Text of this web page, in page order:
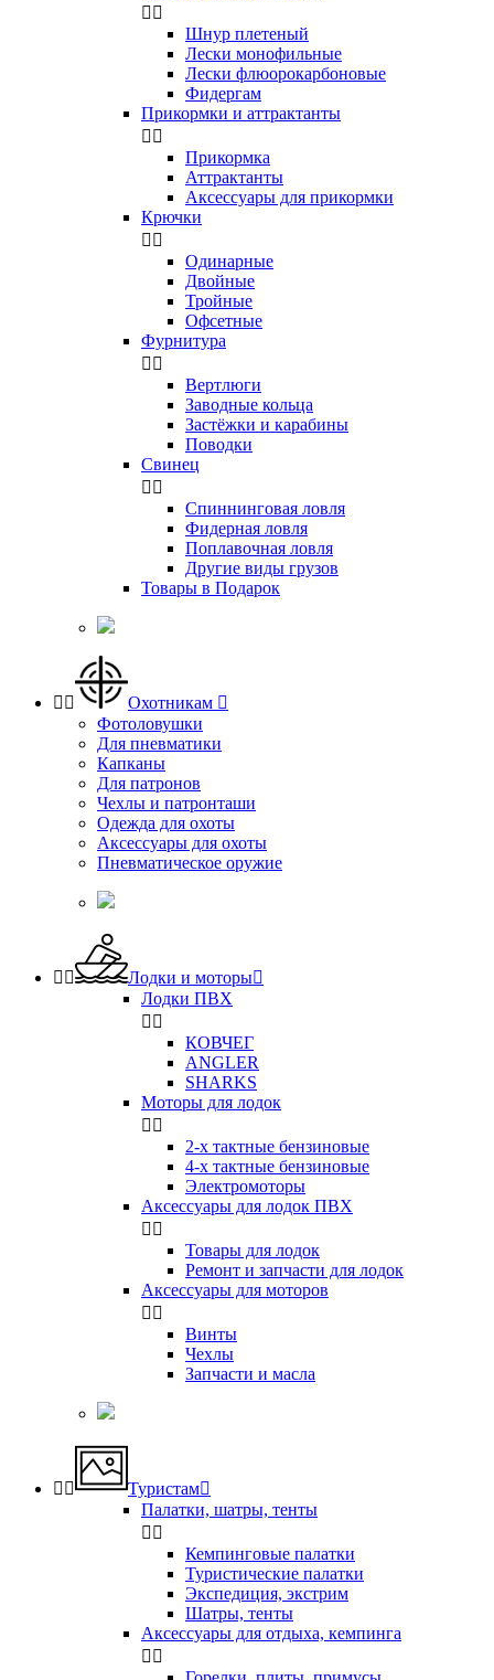
 
Шнур плетеный
Лески монофильные
Лески флюорокарбоновые
Фидергам
Прикормки и аттрактанты
 
Прикормка
Аттрактанты
Аксессуары для прикормки
Крючки
 
Одинарные
Двойные
Тройные
Офсетные
Фурнитура
 
Вертлюги
Заводные кольца
Застёжки и карабины
Поводки
Свинец
 
Спиннинговая ловля
Фидерная ловля
Поплавочная ловля
Другие виды грузов
Товары в Подарок
  Охотникам 
Фотоловушки
Для пневматики
Капканы
Для патронов
Чехлы и патронташи
Одежда для охоты
Аксессуары для охоты
Пневматическое оружие
  Лодки и моторы
Лодки ПВХ
 
КОВЧЕГ
ANGLER
SHARKS
Моторы для лодок
 
2-х тактные бензиновые
4-х тактные бензиновые
Электромоторы
Аксессуары для лодок ПВХ
 
Товары для лодок
Ремонт и запчасти для лодок
Аксессуары для моторов
 
Винты
Чехлы
Запчасти и масла
  Туристам
Палатки, шатры, тенты
 
Кемпинговые палатки
Туристические палатки
Экспедиция, экстрим
Шатры, тенты
Аксессуары для отдыха, кемпинга
 